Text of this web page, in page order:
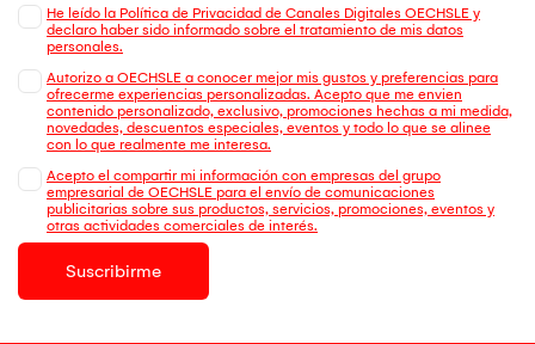
He leído la Política de Privacidad de Canales Digitales OECHSLE y
declaro haber sido informado sobre el tratamiento de mis datos
personales.
Autorizo a OECHSLE a conocer mejor mis gustos y preferencias para
ofrecerme experiencias personalizadas. Acepto que me envien
contenido personalizado, exclusivo, promociones hechas a mi medida,
novedades, descuentos especiales, eventos y todo lo que se alinee
con lo que realmente me interesa.
Acepto el compartir mi información con empresas del grupo
empresarial de OECHSLE para el envío de comunicaciones
publicitarias sobre sus productos, servicios, promociones, eventos y
otras actividades comerciales de interés.
Suscribirme